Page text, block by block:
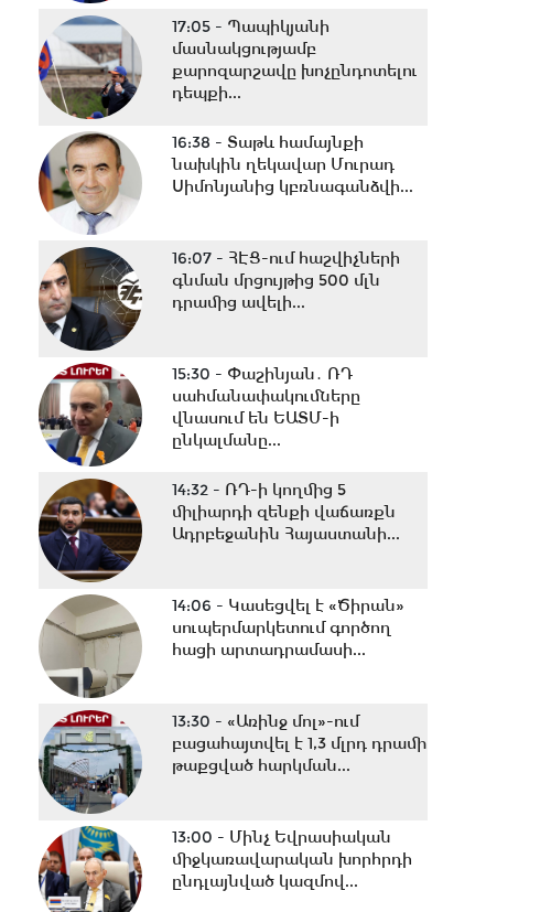
17:05 - Պապիկյանի
մասնակցությամբ
քարոզարշավը խոչընդոտելու
դեպքի...
16:38 - Տաթև համայնքի
նախկին ղեկավար Մուրադ
Սիմոնյանից կբռնագանձվի...
16:07 - ՀԷՑ-ում հաշվիչների
գնման մրցույթից 500 մլն
դրամից ավելի...
15:30 - Փաշինյան․ ՌԴ
սահմանափակումները
վնասում են ԵԱՏՄ-ի
ընկալմանը...
14:32 - ՌԴ-ի կողմից 5
միլիարդի զենքի վաճառքն
Ադրբեջանին Հայաստանի...
14:06 - Կասեցվել է «Ծիրան»
սուպերմարկետում գործող
հացի արտադրամասի...
13:30 - «Առինջ մոլ»-ում
բացահայտվել է 1,3 մլրդ դրամի
թաքցված հարկման...
13:00 - Մինչ Եվրասիական
միջկառավարական խորհրդի
ընդլայնված կազմով...